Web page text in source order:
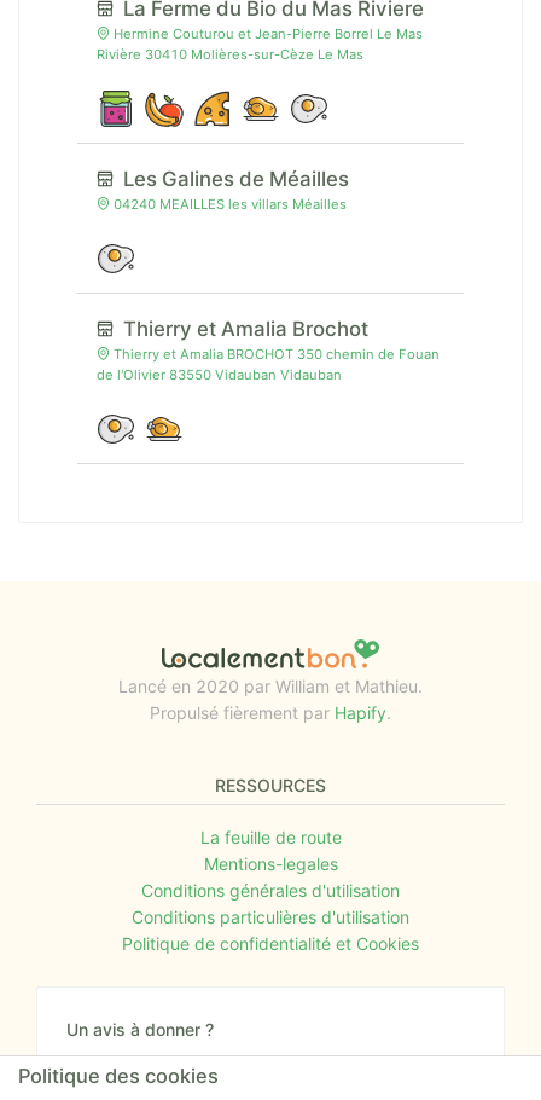
La Ferme du Bio du Mas Riviere
Hermine Couturou et Jean-Pierre Borrel Le Mas
Rivière 30410 Molières-sur-Cèze Le Mas
Les Galines de Méailles
04240 MEAILLES les villars Méailles
Thierry et Amalia Brochot
Thierry et Amalia BROCHOT 350 chemin de Fouan
de l'Olivier 83550 Vidauban Vidauban
Lancé en 2020 par William et Mathieu.
Propulsé fièrement par Hapify.
RESSOURCES
La feuille de route
Mentions-legales
Conditions générales d'utilisation
Conditions particulières d'utilisation
Politique de confidentialité et Cookies
Un avis à donner ?
Donnez nous votre avis sur le site ou proposez
nous tout simplement vos nouvelles idées.
Politique des cookies